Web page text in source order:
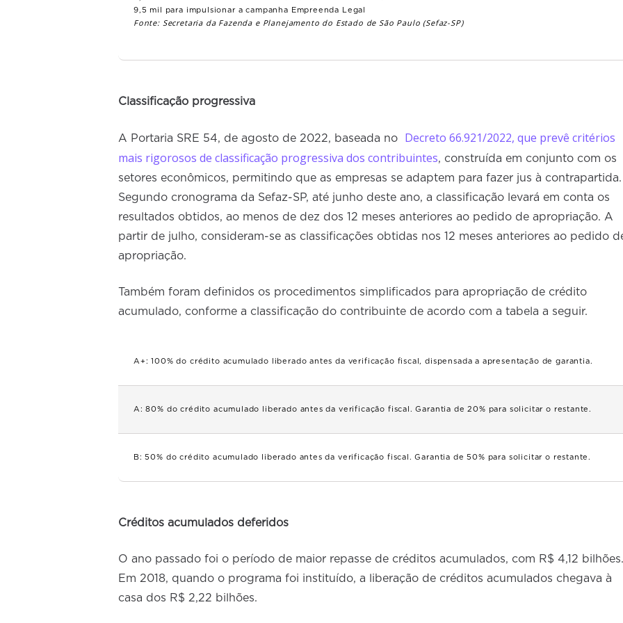
9,5 mil para impulsionar a campanha Empreenda Legal
Fonte: Secretaria da Fazenda e Planejamento do Estado de São Paulo (Sefaz-SP)
Classificação progressiva
A Portaria SRE 54, de agosto de 2022, baseada no Decreto 66.921/2022, que prevê critérios
mais rigorosos de classificação progressiva dos contribuintes, construída em conjunto com os
setores econômicos, permitindo que as empresas se adaptem para fazer jus à contrapartida.
Segundo cronograma da Sefaz-SP, até junho deste ano, a classificação levará em conta os
resultados obtidos, ao menos de dez dos 12 meses anteriores ao pedido de apropriação. A
partir de julho, consideram-se as classificações obtidas nos 12 meses anteriores ao pedido
apropriação.
Também foram definidos os procedimentos simplificados para apropriação de crédito
acumulado, conforme a classificação do contribuinte de acordo com a tabela a seguir.
A+: 100% do crédito acumulado liberado antes da verificação fiscal, dispensada a apresentação de garantia.
A: 80% do crédito acumulado liberado antes da verificação fiscal. Garantia de 20% para solicitar o restante.
B: 50% do crédito acumulado liberado antes da verificação fiscal. Garantia de 50% para solicitar o restante.
Créditos acumulados deferidos
O ano passado foi o período de maior repasse de créditos acumulados, com R$ 4,12 bilhões.
Em 2018, quando o programa foi instituído, a liberação de créditos acumulados chegava à
casa dos R$ 2,22 bilhões.